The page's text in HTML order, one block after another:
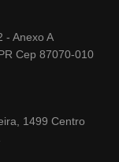
- Anexo A
Cep 87070-010
1499 Centro